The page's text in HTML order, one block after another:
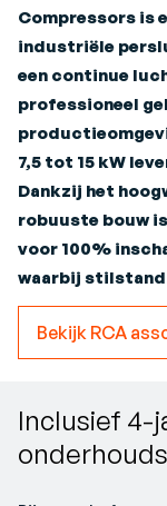
Compressors is
industriële
een continue
professioneel
7,5 tot 15 kW
Dankzij het
robuuste bouw
voor 100%
waarbij stilstand
Bekijk RCA
Inclusief 4-